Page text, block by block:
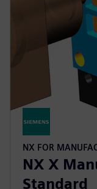
NX FOR
NX X
Standard